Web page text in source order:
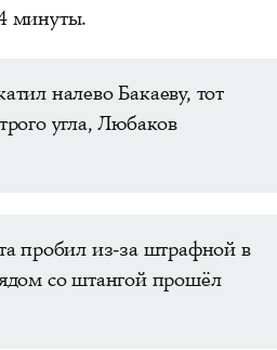
минуты.
налево Бакаеву, тот
угла, Любаков
пробил из-за штрафной в
со штангой прошёл